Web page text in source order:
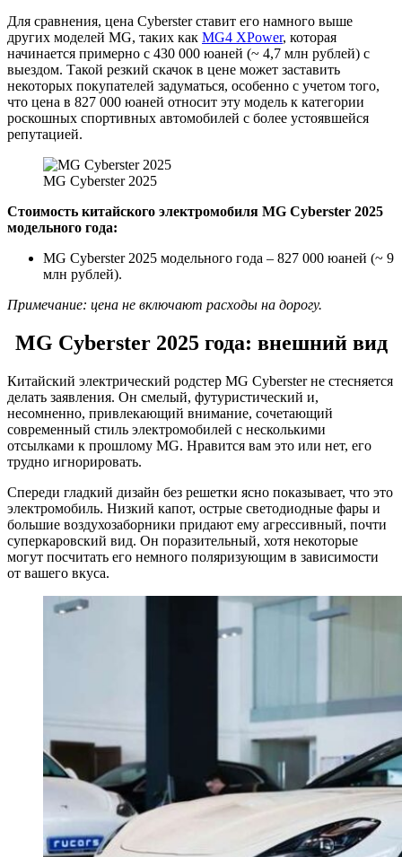
Для сравнения, цена Cyberster ставит его намного выше
других моделей MG, таких как MG4 XPower, которая
начинается примерно с 430 000 юаней (~ 4,7 млн рублей) с
выездом. Такой резкий скачок в цене может заставить
некоторых покупателей задуматься, особенно с учетом того,
что цена в 827 000 юаней относит эту модель к категории
роскошных спортивных автомобилей с более устоявшейся
репутацией.
MG Cyberster 2025
Стоимость китайского электромобиля MG Cyberster 2025
модельного года:
MG Cyberster 2025 модельного года – 827 000 юаней (~ 9
млн рублей).
Примечание: цена не включают расходы на дорогу.
MG Cyberster 2025 года: внешний вид
Китайский электрический родстер MG Cyberster не стесняется
делать заявления. Он смелый, футуристический и,
несомненно, привлекающий внимание, сочетающий
современный стиль электромобилей с несколькими
отсылками к прошлому MG. Нравится вам это или нет, его
трудно игнорировать.
Спереди гладкий дизайн без решетки ясно показывает, что это
электромобиль. Низкий капот, острые светодиодные фары и
большие воздухозаборники придают ему агрессивный, почти
суперкаровский вид. Он поразительный, хотя некоторые
могут посчитать его немного поляризующим в зависимости
от вашего вкуса.